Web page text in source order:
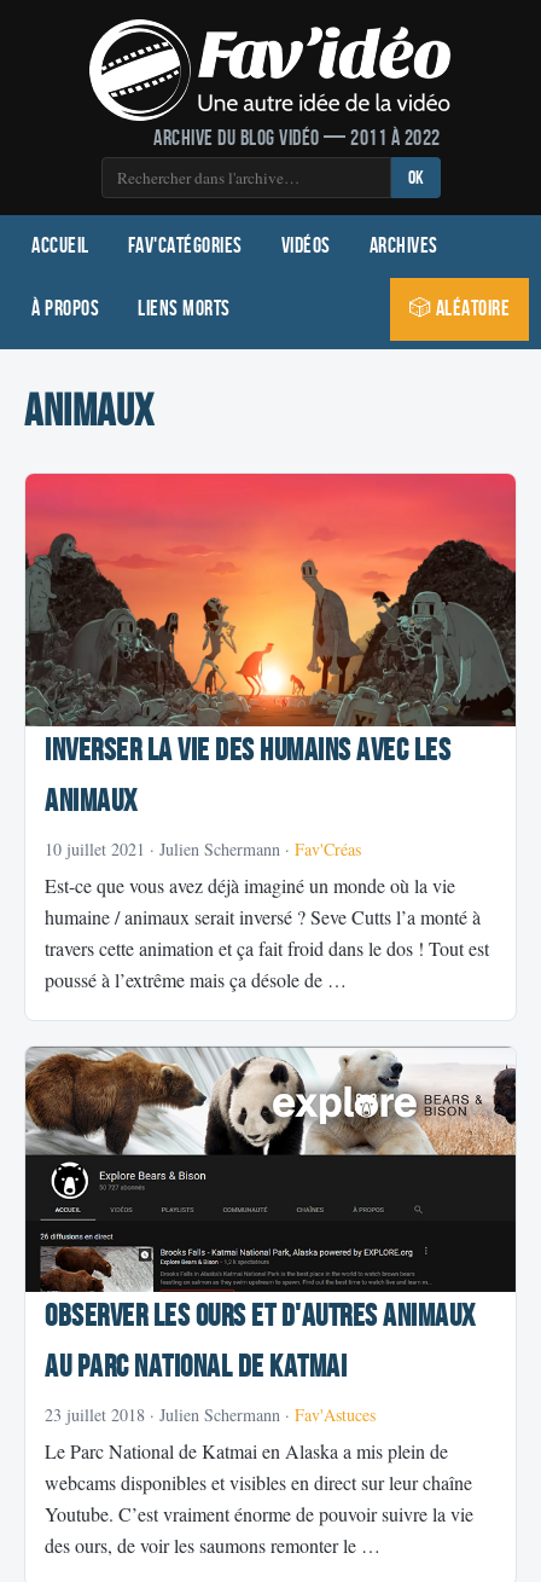
Archive du blog vidéo — 2011 à 2022
OK
Accueil Fav'Catégories Vidéos Archives
À propos Liens morts 🎲 Aléatoire
animaux
Inverser la vie des humains avec les
animaux
10 juillet 2021 · Julien Schermann · Fav'Créas
Est-ce que vous avez déjà imaginé un monde où la vie
humaine / animaux serait inversé ? Seve Cutts l’a monté à
travers cette animation et ça fait froid dans le dos ! Tout est
poussé à l’extrême mais ça désole de …
Observer les ours et d'autres animaux
au Parc National de Katmai
23 juillet 2018 · Julien Schermann · Fav'Astuces
Le Parc National de Katmai en Alaska a mis plein de
webcams disponibles et visibles en direct sur leur chaîne
Youtube. C’est vraiment énorme de pouvoir suivre la vie
des ours, de voir les saumons remonter le …